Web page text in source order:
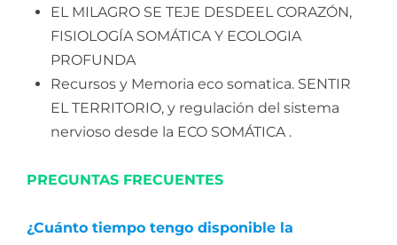
EL MILAGRO SE TEJE DESDEEL CORAZÓN,
FISIOLOGÍA SOMÁTICA Y ECOLOGIA
PROFUNDA
Recursos y Memoria eco somatica. SENTIR
EL TERRITORIO, y regulación del sistema
nervioso desde la ECO SOMÁTICA .
PREGUNTAS FRECUENTES
¿Cuánto tiempo tengo disponible la